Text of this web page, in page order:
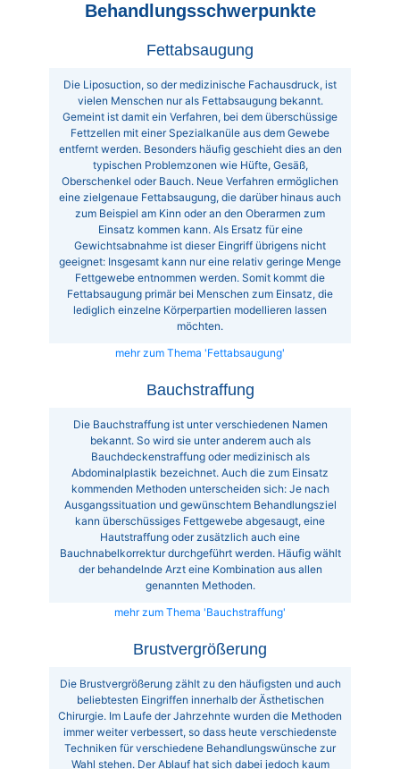
Behandlungsschwerpunkte
Fettabsaugung
Die Liposuction, so der medizinische Fachausdruck, ist
vielen Menschen nur als Fettabsaugung bekannt.
Gemeint ist damit ein Verfahren, bei dem überschüssige
Fettzellen mit einer Spezialkanüle aus dem Gewebe
entfernt werden. Besonders häufig geschieht dies an den
typischen Problemzonen wie Hüfte, Gesäß,
Oberschenkel oder Bauch. Neue Verfahren ermöglichen
eine zielgenaue Fettabsaugung, die darüber hinaus auch
zum Beispiel am Kinn oder an den Oberarmen zum
Einsatz kommen kann. Als Ersatz für eine
Gewichtsabnahme ist dieser Eingriff übrigens nicht
geeignet: Insgesamt kann nur eine relativ geringe Menge
Fettgewebe entnommen werden. Somit kommt die
Fettabsaugung primär bei Menschen zum Einsatz, die
lediglich einzelne Körperpartien modellieren lassen
möchten.
mehr zum Thema 'Fettabsaugung'
Bauchstraffung
Die Bauchstraffung ist unter verschiedenen Namen
bekannt. So wird sie unter anderem auch als
Bauchdeckenstraffung oder medizinisch als
Abdominalplastik bezeichnet. Auch die zum Einsatz
kommenden Methoden unterscheiden sich: Je nach
Ausgangssituation und gewünschtem Behandlungsziel
kann überschüssiges Fettgewebe abgesaugt, eine
Hautstraffung oder zusätzlich auch eine
Bauchnabelkorrektur durchgeführt werden. Häufig wählt
der behandelnde Arzt eine Kombination aus allen
genannten Methoden.
mehr zum Thema 'Bauchstraffung'
Brustvergrößerung
Die Brustvergrößerung zählt zu den häufigsten und auch
beliebtesten Eingriffen innerhalb der Ästhetischen
Chirurgie. Im Laufe der Jahrzehnte wurden die Methoden
immer weiter verbessert, so dass heute verschiedenste
Techniken für verschiedene Behandlungswünsche zur
Wahl stehen. Der Ablauf hat sich dabei jedoch kaum